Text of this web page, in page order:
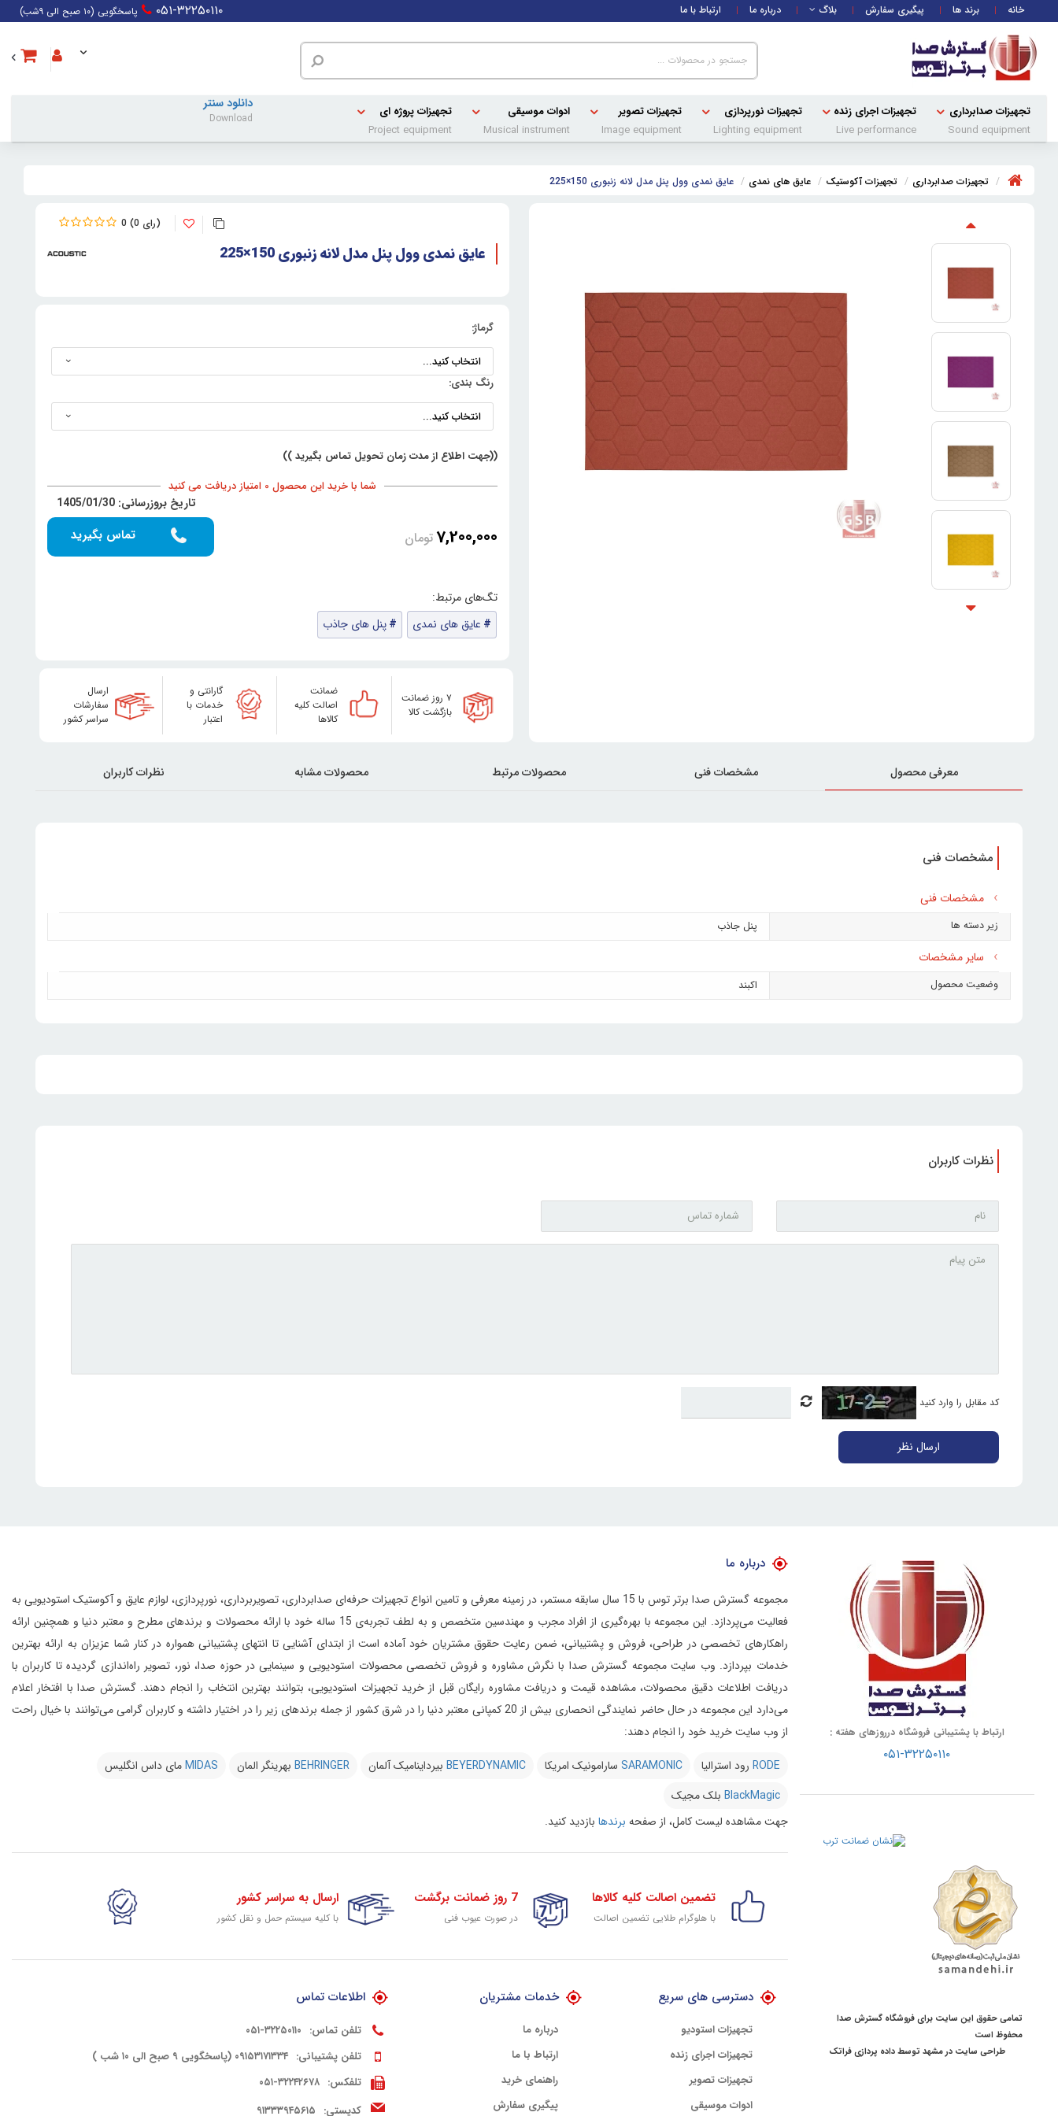
خانه برند ها پیگیری سفارش بلاگ درباره ما ارتباط با ما ۰۵۱-۳۲۲۵۰۱۱۰ پاسخگویی (۱۰ صبح الی ۹شب)
تجهیزات صدابرداری
Sound equipment
تجهیزات اجرای زنده
Live performance
تجهیزات نورپردازی
Lighting equipment
تجهیزات تصویر
Image equipment
ادوات موسیقی
Musical instrument
تجهیزات پروژه ای
Project equipment
دانلود سنتر
Download
تجهیزات صدابرداری تجهیزات آکوستیک عایق های نمدی عایق نمدی وول پنل مدل لانه زنبوری 150×225
0 0
عایق نمدی وول پنل مدل لانه زنبوری 150×225
گرماژ:
رنگ بندی:
((جهت اطلاع از مدت زمان تحویل تماس بگیرید ))
شما با خرید این محصول 0 امتیاز دریافت می کنید
7,200,000تومان تماس بگیرید
تاریخ بروزرسانی: 1405/01/30
عایق های نمدی پنل های جاذب
۷ روز ضمانت
بازگشت کالا
ضمانت
اصالت کلیه
کالاها
گارانتی و
خدمات با
اعتبار
ارسال
سفارشات
سراسر کشور
معرفی محصول مشخصات فنی محصولات مرتبط محصولات مشابه نظرات کاربران
مشخصات فنی
مشخصات فنی
زیر دسته ها پنل جاذب
سایر مشخصات
وضعیت محصول اکبند
نظرات کاربران
کد مقابل را وارد کنید
ارسال نظر
ارتباط با پشتیبانی فروشگاه درروزهای هفته :
۰۵۱-۳۲۲۵۰۱۱۰
تمامی حقوق این سایت برای فروشگاه گسترش صدا
محفوظ است
طراحی سایت در مشهد توسطداده پردازی فراتک
درباره ما
مجموعه گسترش صدا برتر توس با 15 سال سابقه مستمر، در زمینه معرفی و تامین انواع تجهیزات حرفه‌ای صدابرداری، تصویربرداری، نورپردازی، لوازم عایق و آکوستیک استودیویی به
فعالیت می‌پردازد.
این مجموعه با بهره‌گیری از افراد مجرب و مهندسین متخصص و به لطف تجربه‌ی 15 ساله خود با ارائه محصولات و برندهای مطرح و معتبر دنیا و همچنین ارائه
راهکارهای تخصصی در طراحی، فروش و پشتیبانی، ضمن رعایت حقوق مشتریان خود آماده است از ابتدای آشنایی تا انتهای پشتیبانی همواره در کنار شما عزیزان به ارائه بهترین
خدمات بپردازد. وب سایت مجموعه گسترش صدا با نگرش مشاوره و فروش تخصصی محصولات استودیویی و سینمایی در حوزه صدا، نور، تصویر راه‌اندازی گردیده تا کاربران با
دریافت اطلاعات دقیق محصولات، مشاهده قیمت و دریافت مشاوره رایگان قبل از خرید تجهیزات استودیویی، بتوانند بهترین انتخاب را انجام دهند. گسترش صدا با افتخار اعلام
می‌دارد این مجموعه در حال حاضر نمایندگی انحصاری بیش از 20 کمپانی معتبر دنیا را در شرق کشور از جمله برندهای زیر را در اختیار داشته و کاربران گرامی می‌توانند با خیال راحت
از وب سایت خرید خود را انجام دهند:
RODE رود استرالیا SARAMONIC سارامونیک امریکا BEYERDYNAMIC بیرداینامیک آلمان BEHRINGER بهرینگر المان MIDAS مای داس انگلیس
BlackMagic بلک مجیک
جهت مشاهده لیست کامل، از صفحه برندها بازدید کنید.
تضمین اصالت کلیه کالاها
با هلوگرام طلایی تضمین اصالت
7 روز ضمانت برگشت
در صورت عیوب فنی
ارسال به سراسر کشور
با کلیه سیستم حمل و نقل کشور
پشتیبانی حرفه ای کلیه کالای سایت
دسترسی های سریع
تجهیزات استودیو
تجهیزات اجرای زنده
تجهیزات تصویر
ادوات موسیقی
خدمات مشتریان
درباره ما
ارتباط با ما
راهنمای خرید
پیگیری سفارش
اطلاعات تماس
تلفن تماس: ۳۲۲۵۰۱۱۰-۰۵۱
تلفن پشتیبانی: ۰۹۱۵۳۱۷۱۳۳۴ (پاسخگویی ۹ صبح الی ۱۰ شب )
تلفکس: ۳۲۲۴۲۶۷۸-۰۵۱
کدپستی: ۹۱۳۳۳۹۴۵۶۱۵